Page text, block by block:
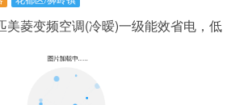
美菱变频空调(冷暧)一级能效省电，低